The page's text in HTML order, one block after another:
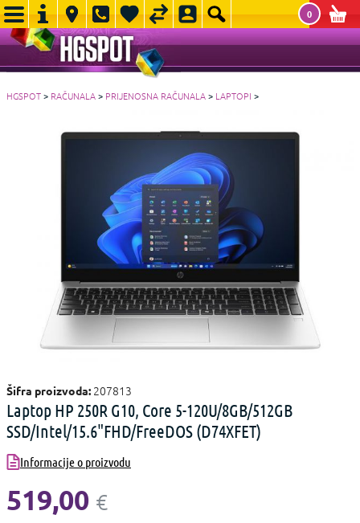
0
HGSPOT> RAČUNALA> PRIJENOSNA RAČUNALA> LAPTOPI >
Šifra proizvoda: 207813
Laptop HP 250R G10, Core 5-120U/8GB/512GB
SSD/Intel/15.6"FHD/FreeDOS (D74XFET)
Informacije o proizvodu
519,00 €